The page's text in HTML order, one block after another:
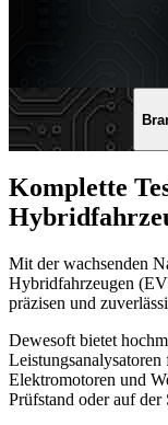
Komplette
Mit der wachsenden
Hybridfahrzeugen
präzisen und
Dewesoft bietet
Elektromotoren und
Prüfstand oder auf der